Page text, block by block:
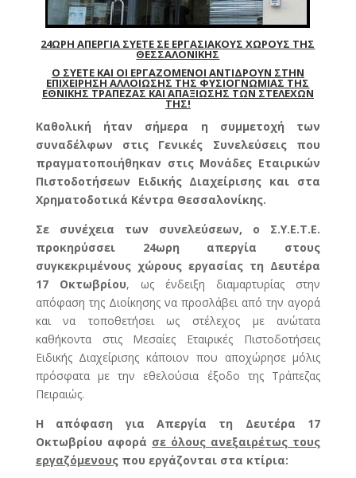
24ΩΡΗ ΑΠΕΡΓΙΑ ΣΥΕΤΕ ΣΕ ΕΡΓΑΣΙΑΚΟΥΣ ΧΩΡΟΥΣ ΤΗΣ
ΘΕΣΣΑΛΟΝΙΚΗΣ
Ο ΣΥΕΤΕ ΚΑΙ ΟΙ ΕΡΓΑΖΟΜΕΝΟΙ ΑΝΤΙΔΡΟΥΝ ΣΤΗΝ
ΕΠΙΧΕΙΡΗΣΗ ΑΛΛΟΙΩΣΗΣ ΤΗΣ ΦΥΣΙΟΓΝΩΜΙΑΣ ΤΗΣ
ΕΘΝΙΚΗΣ ΤΡΑΠΕΖΑΣ ΚΑΙ ΑΠΑΞΙΩΣΗΣ ΤΩΝ ΣΤΕΛΕΧΩΝ
ΤΗΣ!
Καθολική ήταν σήμερα η συμμετοχή των
συναδέλφων στις Γενικές Συνελεύσεις που
πραγματοποιήθηκαν στις Μονάδες Εταιρικών
Πιστοδοτήσεων Ειδικής Διαχείρισης και στα
Χρηματοδοτικά Κέντρα Θεσσαλονίκης.
Σε συνέχεια των συνελεύσεων, ο Σ.Υ.Ε.Τ.Ε.
προκηρύσσει 24ωρη απεργία στους
συγκεκριμένους χώρους εργασίας τη Δευτέρα
17 Οκτωβρίου, ως ένδειξη διαμαρτυρίας στην
απόφαση της Διοίκησης να προσλάβει από την αγορά
και να τοποθετήσει ως στέλεχος με ανώτατα
καθήκοντα στις Μεσαίες Εταιρικές Πιστοδοτήσεις
Ειδικής Διαχείρισης κάποιον που αποχώρησε μόλις
πρόσφατα με την εθελούσια έξοδο της Τράπεζας
Πειραιώς.
Η απόφαση για Απεργία τη Δευτέρα 17
Οκτωβρίου αφορά σε όλους ανεξαιρέτως τους
εργαζόμενουςπου εργάζονται στα κτίρια: